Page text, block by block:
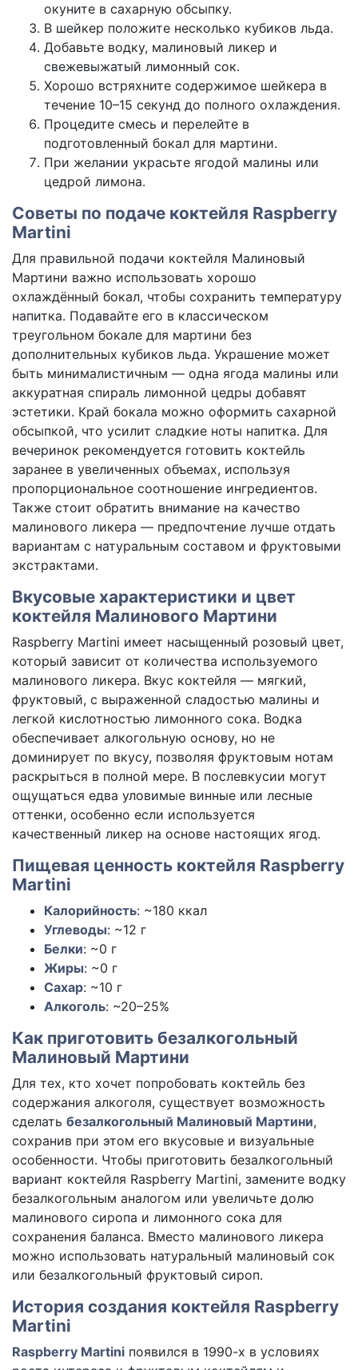
окуните в сахарную обсыпку.
В шейкер положите несколько кубиков льда.
Добавьте водку, малиновый ликер и
свежевыжатый лимонный сок.
Хорошо встряхните содержимое шейкера в
течение 10–15 секунд до полного охлаждения.
Процедите смесь и перелейте в
подготовленный бокал для мартини.
При желании украсьте ягодой малины или
цедрой лимона.
Советы по подаче коктейля Raspberry
Martini
Для правильной подачи коктейля Малиновый
Мартини важно использовать хорошо
охлаждённый бокал, чтобы сохранить температуру
напитка. Подавайте его в классическом
треугольном бокале для мартини без
дополнительных кубиков льда. Украшение может
быть минималистичным — одна ягода малины или
аккуратная спираль лимонной цедры добавят
эстетики. Край бокала можно оформить сахарной
обсыпкой, что усилит сладкие ноты напитка. Для
вечеринок рекомендуется готовить коктейль
заранее в увеличенных объемах, используя
пропорциональное соотношение ингредиентов.
Также стоит обратить внимание на качество
малинового ликера — предпочтение лучше отдать
вариантам с натуральным составом и фруктовыми
экстрактами.
Вкусовые характеристики и цвет
коктейля Малинового Мартини
Raspberry Martini имеет насыщенный розовый цвет,
который зависит от количества используемого
малинового ликера. Вкус коктейля — мягкий,
фруктовый, с выраженной сладостью малины и
легкой кислотностью лимонного сока. Водка
обеспечивает алкогольную основу, но не
доминирует по вкусу, позволяя фруктовым нотам
раскрыться в полной мере. В послевкусии могут
ощущаться едва уловимые винные или лесные
оттенки, особенно если используется
качественный ликер на основе настоящих ягод.
Пищевая ценность коктейля Raspberry
Martini
Калорийность: ~180 ккал
Углеводы: ~12 г
Белки: ~0 г
Жиры: ~0 г
Сахар: ~10 г
Алкоголь: ~20–25%
Как приготовить безалкогольный
Малиновый Мартини
Для тех, кто хочет попробовать коктейль без
содержания алкоголя, существует возможность
сделать безалкогольный Малиновый Мартини,
сохранив при этом его вкусовые и визуальные
особенности. Чтобы приготовить безалкогольный
вариант коктейля Raspberry Martini, замените водку
безалкогольным аналогом или увеличьте долю
малинового сиропа и лимонного сока для
сохранения баланса. Вместо малинового ликера
можно использовать натуральный малиновый сок
или безалкогольный фруктовый сироп.
История создания коктейля Raspberry
Martini
Raspberry Martini появился в 1990-х в условиях